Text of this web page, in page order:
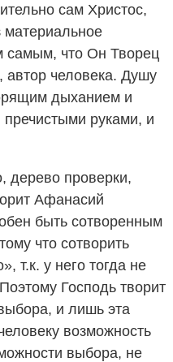
сам Христос,
материальное
самым, что Он Творец
автор человека. Душу
дыханием и
руками, и
дерево проверки,
Афанасий
быть сотворенным
что сотворить
т.к. у него тогда не
Господь творит
и лишь эта
возможность
выбора, не